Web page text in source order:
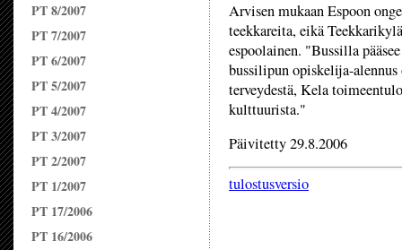
PT 8/2007
PT 7/2007
PT 6/2007
PT 5/2007
PT 4/2007
PT 3/2007
PT 2/2007
PT 1/2007
PT 17/2006
PT 16/2006
Arvisen mukaan Espoon
teekkareita, eikä
espoolainen. "Bussilla
bussilipun opiskelija-
terveydestä, Kela
kulttuurista."
Päivitetty 29.8.2006
tulostusversio